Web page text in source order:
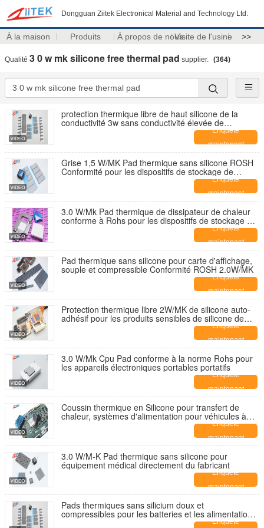
Dongguan Ziitek Electronical Material and Technology Ltd.
À la maison Produits À propos de nousVisite de l'usine >>
Qualité 3 0 w mk silicone free thermal pad supplier. (364)
protection thermique libre de haut silicone de la
conductivité 3w sans conductivité élevée de
matériaux de silicone pour surveiller des aides
Enquête
maintenant
Grise 1,5 W/MK Pad thermique sans silicone ROSH
Conformité pour les dispositifs de stockage de
Enquête
maintenant
3.0 W/Mk Pad thermique de dissipateur de chaleur
conforme à Rohs pour les dispositifs de stockage de
Enquête
maintenant
Pad thermique sans silicone pour carte d'affichage,
souple et compressible Conformité ROSH 2.0W/MK
Enquête
maintenant
Protection thermique libre 2W/MK de silicone auto-
adhésif pour les produits sensibles de silicone de
Enquête
maintenant
3.0 W/Mk Cpu Pad conforme à la norme Rohs pour
les appareils électroniques portables portatifs
Enquête
maintenant
Coussin thermique en Silicone pour transfert de
chaleur, systèmes d'alimentation pour véhicules à
énergie nouvelle, Ultra-doux, efficace, 3.0 W/MK,
Enquête
maintenant
3.0 W/M-K Pad thermique sans silicone pour
équipement médical directement du fabricant
Enquête
maintenant
Pads thermiques sans silicium doux et
compressibles pour les batteries et les alimentations
Enquête